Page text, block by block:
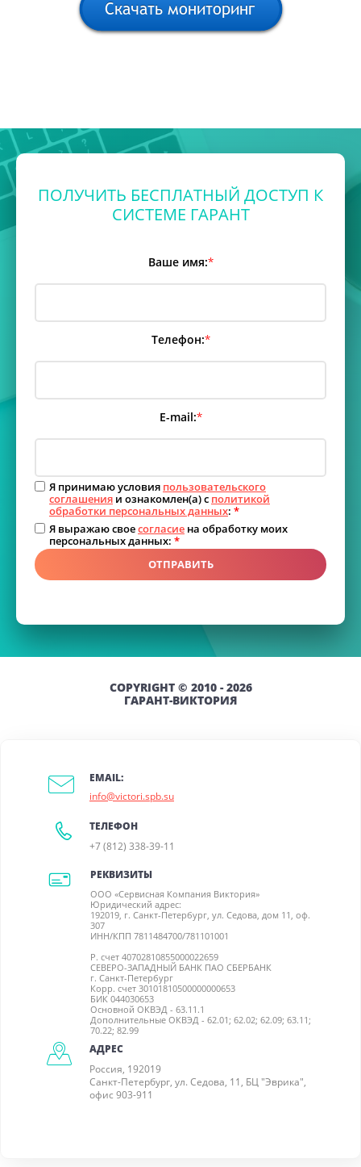
ПОЛУЧИТЬ БЕСПЛАТНЫЙ ДОСТУП К
СИСТЕМЕ ГАРАНТ
Ваше имя:*
Телефон:*
E-mail:*
Я принимаю условия пользовательского
соглашения и ознакомлен(а) с политикой
обработки персональных данных: *
Я выражаю своесогласие на обработку моих
персональных данных: *
ОТПРАВИТЬ
COPYRIGHT © 2010 - 2026
ГАРАНТ-ВИКТОРИЯ
АДРЕС
Россия, 192019
Санкт-Петербург, ул. Седова, 11, БЦ "Эврика",
офис 903-911
EMAIL:
info@victori.spb.su
ТЕЛЕФОН
+7 (812) 338-39-11
РЕКВИЗИТЫ
ООО «Сервисная Компания Виктория»
Юридический адрес:
192019, г. Санкт-Петербург, ул. Седова, дом 11, оф.
307
ИНН/КПП 7811484700/781101001
Р. счет 40702810855000022659
СЕВЕРО-ЗАПАДНЫЙ БАНК ПАО СБЕРБАНК
г. Санкт-Петербург
Корр. счет 30101810500000000653
БИК 044030653
Основной ОКВЭД - 63.11.1
Дополнительные ОКВЭД - 62.01; 62.02; 62.09; 63.11;
70.22; 82.99